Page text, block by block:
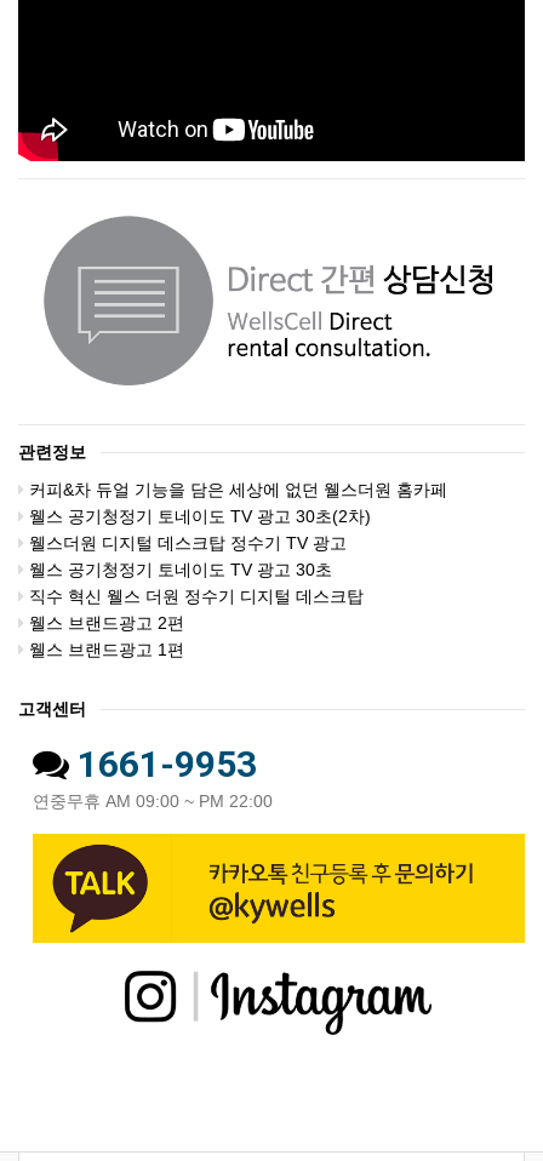
관련정보
커피&차 듀얼 기능을 담은 세상에 없던 웰스더원 홈카페
웰스 공기청정기 토네이도 TV 광고 30초(2차)
웰스더원 디지털 데스크탑 정수기 TV 광고
웰스 공기청정기 토네이도 TV 광고 30초
직수 혁신 웰스 더원 정수기 디지털 데스크탑
웰스 브랜드광고 2편
웰스 브랜드광고 1편
고객센터
1661-9953
연중무휴 AM 09:00 ~ PM 22:00